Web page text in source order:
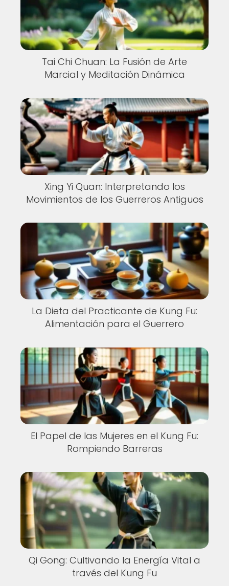
Tai Chi Chuan: La Fusión de Arte
Marcial y Meditación Dinámica
Xing Yi Quan: Interpretando los
Movimientos de los Guerreros Antiguos
La Dieta del Practicante de Kung Fu:
Alimentación para el Guerrero
El Papel de las Mujeres en el Kung Fu:
Rompiendo Barreras
Qi Gong: Cultivando la Energía Vital a
través del Kung Fu